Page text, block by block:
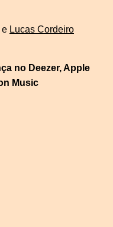
e Lucas Cordeiro
no Deezer, Apple
Music